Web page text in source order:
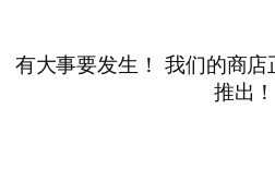
有大事要发生！ 我们的商
推出！